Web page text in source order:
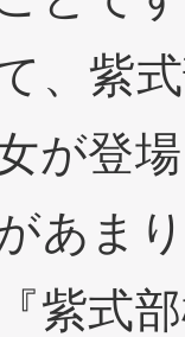
、紫
が登
あま
紫式